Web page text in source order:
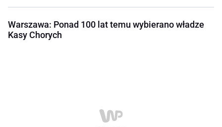
Warszawa: Ponad 100 lat temu wybierano władze
Kasy Chorych